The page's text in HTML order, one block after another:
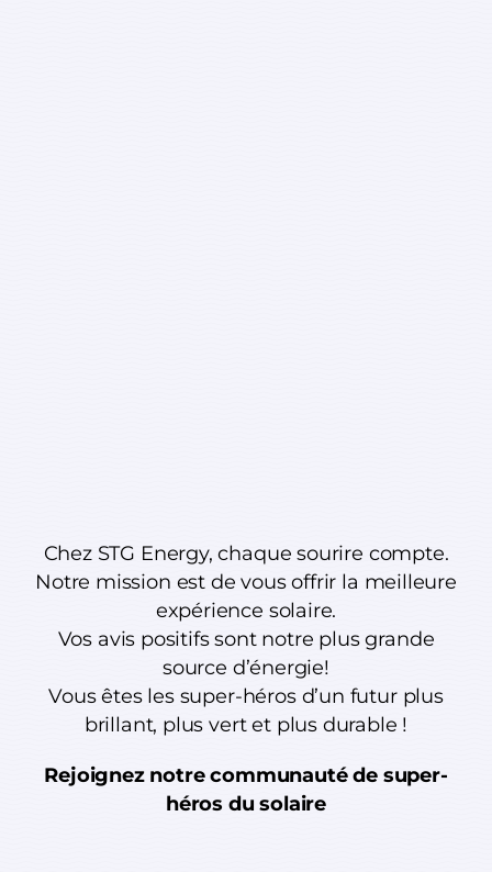
Chez STG Energy, chaque sourire compte.
Notre mission est de vous offrir la meilleure
expérience solaire.
Vos avis positifs sont notre plus grande
source d’énergie!
Vous êtes les super-héros d’un futur plus
brillant, plus vert et plus durable !
Rejoignez notre communauté de super-
héros du solaire